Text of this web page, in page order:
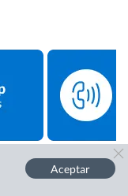
Aceptar